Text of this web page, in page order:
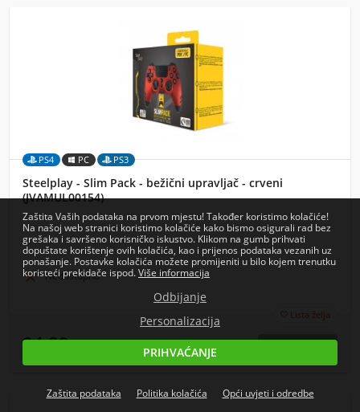
PS4 PC PS3
Steelplay - Slim Pack - bežični upravljač - crveni
(JVAMUL00154)
 Nedostupno
24,89
Zaštita Vaših podataka na prvom mjestu! Također koristimo kolačiće!
Na našoj web stranici koristimo kolačiće kako bismo osigurali rad bez
grešaka i savršeno korisničko iskustvo. Klikom na gumb prihvati
dopuštate korištenje ovih kolačića, kao i prijenos podataka vezanih uz
ponašanje. Postavke kolačića možete promijeniti u bilo kojem trenutku
koristeći prekidače ispod.Više informacija
Odbijanje
Personalizacija
PRIHVAĆANJE
Zaštita podataka Politika kolačića Opći uvjeti i odredbe